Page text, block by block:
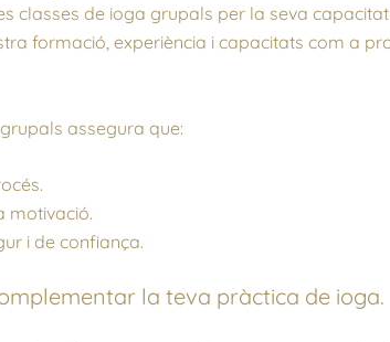
classes de ioga grupals per la seva
formació, experiència i capacitats com a
assegura que:
motivació.
i de confiança.
la teva pràctica de ioga.